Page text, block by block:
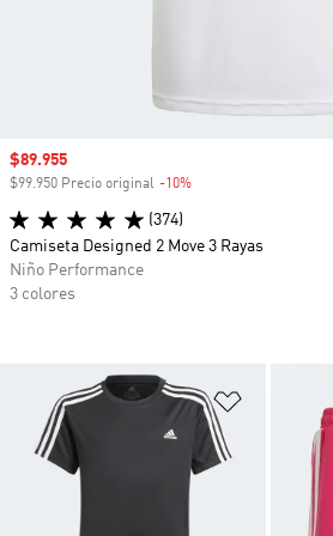
Precio de venta
$89.955
$99.950 Precio original -10%
(374)
Camiseta Designed 2 Move 3 Rayas
Niño Performance
3 colores